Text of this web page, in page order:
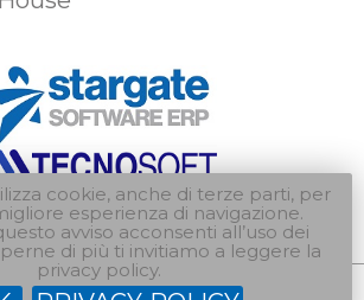
cookie, anche di terze parti, per
esperienza di navigazione.
avviso acconsenti all’uso dei
di più ti invitiamo a leggere la
privacy policy.
grafica a cura di